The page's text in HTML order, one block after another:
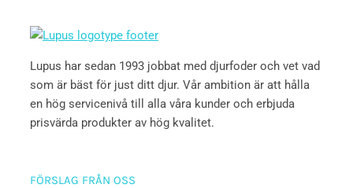
Lupus har sedan 1993 jobbat med djurfoder och vet vad
som är bäst för just ditt djur. Vår ambition är att hålla
en hög servicenivå till alla våra kunder och erbjuda
prisvärda produkter av hög kvalitet.
FÖRSLAG FRÅN OSS